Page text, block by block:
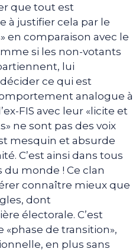
que tout est
à justifier cela par le
en comparaison avec le
si les non-votants
lui
ce qui est
analogue à
FIS avec leur «licite et
ne sont pas des voix
mesquin et absurde
C’est ainsi dans tous
monde ! Ce clan
connaître mieux que
dont
électorale. C’est
«phase de transition»,
en plus sans